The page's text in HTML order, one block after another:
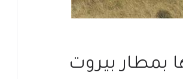
بمطار بيروت